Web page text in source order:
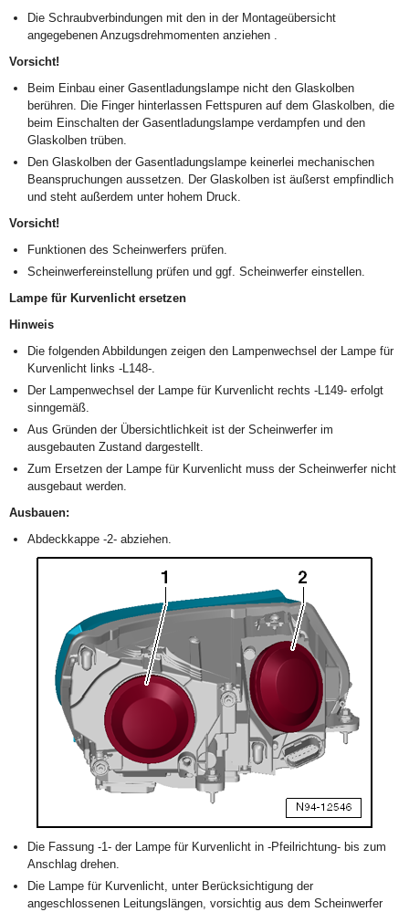
Die Schraubverbindungen mit den in der Montageübersicht
angegebenen Anzugsdrehmomenten anziehen .
Vorsicht!
Beim Einbau einer Gasentladungslampe nicht den Glaskolben
berühren. Die Finger hinterlassen Fettspuren auf dem Glaskolben, die
beim Einschalten der Gasentladungslampe verdampfen und den
Glaskolben trüben.
Den Glaskolben der Gasentladungslampe keinerlei mechanischen
Beanspruchungen aussetzen. Der Glaskolben ist äußerst empfindlich
und steht außerdem unter hohem Druck.
Vorsicht!
Funktionen des Scheinwerfers prüfen.
Scheinwerfereinstellung prüfen und ggf. Scheinwerfer einstellen.
Lampe für Kurvenlicht ersetzen
Hinweis
Die folgenden Abbildungen zeigen den Lampenwechsel der Lampe für
Kurvenlicht links -L148-.
Der Lampenwechsel der Lampe für Kurvenlicht rechts -L149- erfolgt
sinngemäß.
Aus Gründen der Übersichtlichkeit ist der Scheinwerfer im
ausgebauten Zustand dargestellt.
Zum Ersetzen der Lampe für Kurvenlicht muss der Scheinwerfer nicht
ausgebaut werden.
Ausbauen:
Abdeckkappe -2- abziehen.
Die Fassung -1- der Lampe für Kurvenlicht in -Pfeilrichtung- bis zum
Anschlag drehen.
Die Lampe für Kurvenlicht, unter Berücksichtigung der
angeschlossenen Leitungslängen, vorsichtig aus dem Scheinwerfer